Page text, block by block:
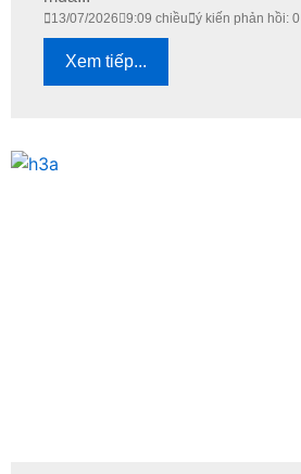
13/07/2026 9:09 chiều ý kiến phản hồi: 0
Xem tiếp...